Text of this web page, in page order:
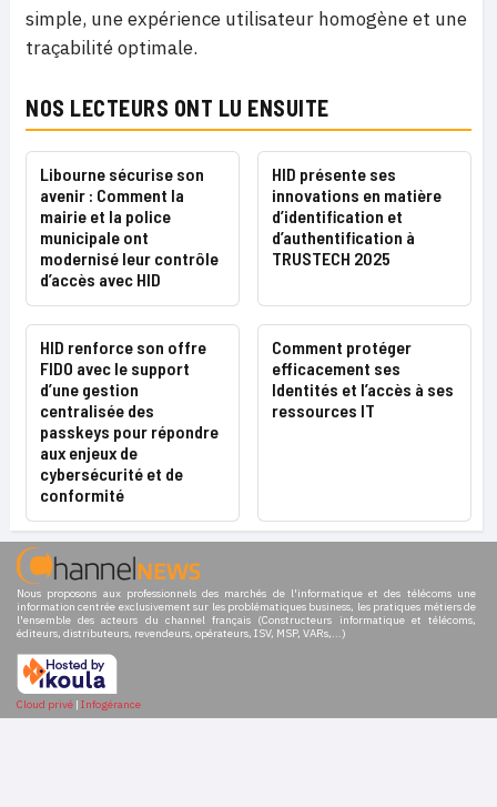
simple, une expérience utilisateur homogène et une
traçabilité optimale.
NOS LECTEURS ONT LU ENSUITE
Libourne sécurise son
avenir : Comment la
mairie et la police
municipale ont
modernisé leur contrôle
d’accès avec HID
HID présente ses
innovations en matière
d’identification et
d’authentification à
TRUSTECH 2025
HID renforce son offre
FIDO avec le support
d’une gestion
centralisée des
passkeys pour répondre
aux enjeux de
cybersécurité et de
conformité
Comment protéger
efficacement ses
Identités et l’accès à ses
ressources IT
Nous proposons aux professionnels des marchés de l'informatique et des télécoms une
information centrée exclusivement sur les problématiques business, les pratiques métiers de
l'ensemble des acteurs du channel français (Constructeurs informatique et télécoms,
éditeurs, distributeurs, revendeurs, opérateurs, ISV, MSP, VARs,...)
Cloud privé | Infogérance